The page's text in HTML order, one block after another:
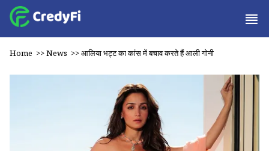
Home >>News >>आलिया भट्ट का कांस में बचाव करते हैं आली गोनी